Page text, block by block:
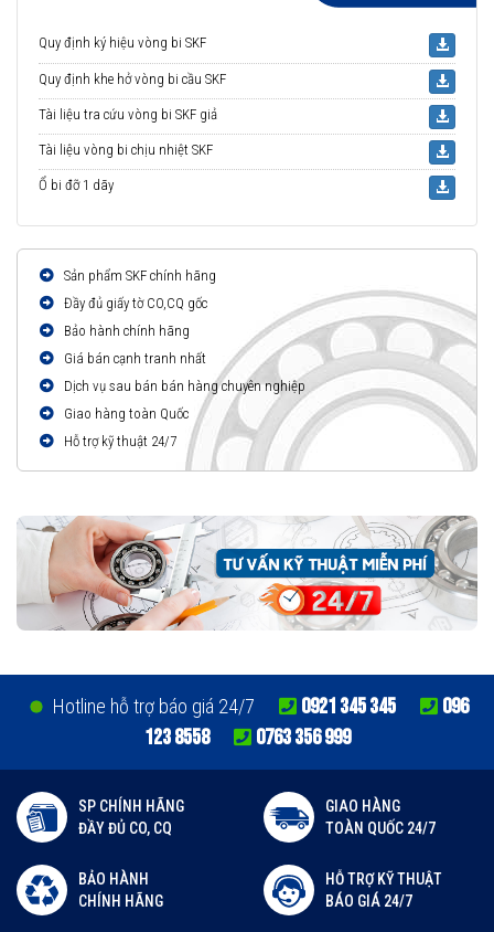
Quy định ký hiệu vòng bi SKF
Quy định khe hở vòng bi cầu SKF
Tài liệu tra cứu vòng bi SKF giả
Tài liệu vòng bi chịu nhiệt SKF
Ổ bi đỡ 1 dãy
Sản phẩm SKF chính hãng
Đầy đủ giấy tờ CO,CQ gốc
Bảo hành chính hãng
Giá bán cạnh tranh nhất
Dịch vụ sau bán bán hàng chuyên nghiệp
Giao hàng toàn Quốc
Hỗ trợ kỹ thuật 24/7
Hotline hỗ trợ báo giá 24/7 0921 345 345
096
123 8558
0763 356 999
SP CHÍNH HÃNG
ĐẦY ĐỦ CO, CQ
GIAO HÀNG
TOÀN QUỐC 24/7
BẢO HÀNH
CHÍNH HÃNG
HỖ TRỢ KỸ THUẬT
BÁO GIÁ 24/7